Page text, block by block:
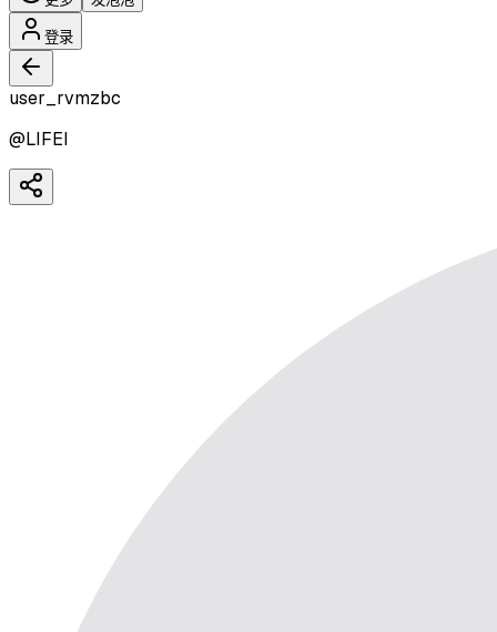
登录
user_rvmzbc
@LIFEI